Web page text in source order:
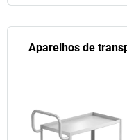
Aparelhos de